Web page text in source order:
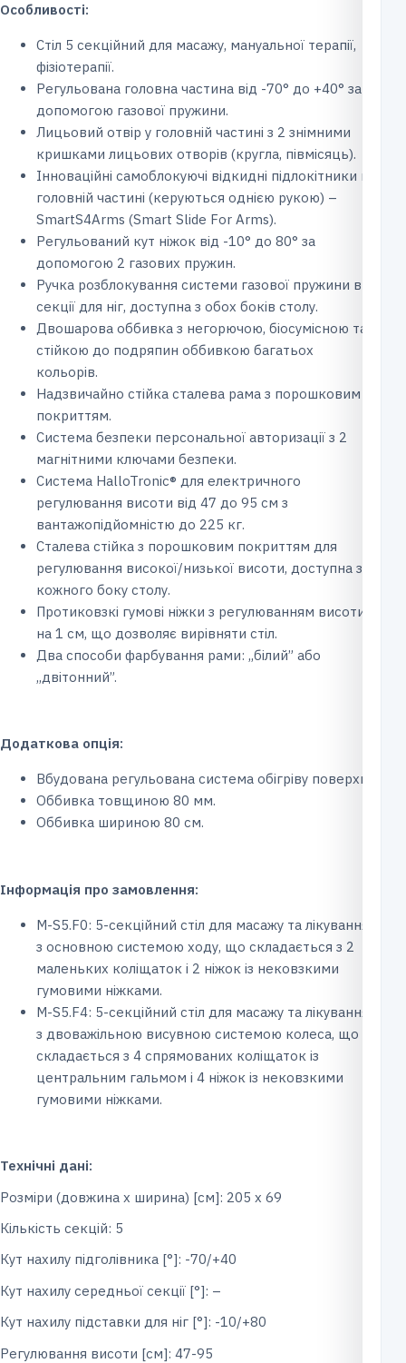
Особливості:
Стіл 5 секційний для масажу, мануальної терапії,
фізіотерапії.
Регульована головна частина від -70° до +40° за
допомогою газової пружини.
Лицьовий отвір у головній частині з 2 знімними
кришками лицьових отворів (кругла, півмісяць).
Інноваційні самоблокуючі відкидні підлокітники в
головній частині (керуються однією рукою) –
SmartS4Arms (Smart Slide For Arms).
Регульований кут ніжок від -10° до 80° за
допомогою 2 газових пружин.
Ручка розблокування системи газової пружини в
секції для ніг, доступна з обох боків столу.
Двошарова оббивка з негорючою, біосумісною та
стійкою до подряпин оббивкою багатьох
кольорів.
Надзвичайно стійка сталева рама з порошковим
покриттям.
Система безпеки персональної авторизації з 2
магнітними ключами безпеки.
Система HalloTronic® для електричного
регулювання висоти від 47 до 95 см з
вантажопідйомністю до 225 кг.
Сталева стійка з порошковим покриттям для
регулювання високої/низької висоти, доступна з
кожного боку столу.
Протиковзкі гумові ніжки з регулюванням висоти
на 1 см, що дозволяє вирівняти стіл.
Два способи фарбування рами: ,,білий” або
,,двітонний”.
Додаткова опція:
Вбудована регульована система обігріву поверхні.
Оббивка товщиною 80 мм.
Оббивка шириною 80 см.
Інформація про замовлення:
M-S5.F0: 5-секційний стіл для масажу та лікування
з основною системою ходу, що складається з 2
маленьких коліщаток і 2 ніжок із нековзкими
гумовими ніжками.
M-S5.F4: 5-секційний стіл для масажу та лікування
з двоважільною висувною системою колеса, що
складається з 4 спрямованих коліщаток із
центральним гальмом і 4 ніжок із нековзкими
гумовими ніжками.
Технічні дані:
Розміри (довжина x ширина) [см]: 205 х 69
Кількість секцій: 5
Кут нахилу підголівника [°]: -70/+40
Кут нахилу середньої секції [°]: –
Кут нахилу підставки для ніг [°]: -10/+80
Регулювання висоти [см]: 47-95